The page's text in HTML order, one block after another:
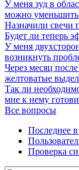
У меня зуд в
можно
Назначили свечи
Будет ли теперь
У меня
возникнуть
Через месяц
желтоватые
Так ли
мне к нему
Все вопросы
Последнее
Проверка